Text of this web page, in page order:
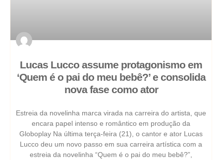
Lucas Lucco assume protagonismo em
‘Quem é o pai do meu bebê?’ e consolida
nova fase como ator
Estreia da novelinha marca virada na carreira do artista, que
encara papel intenso e romântico em produção da
Globoplay Na última terça-feira (21), o cantor e ator Lucas
Lucco deu um novo passo em sua carreira artística com a
estreia da novelinha “Quem é o pai do meu bebê?”,